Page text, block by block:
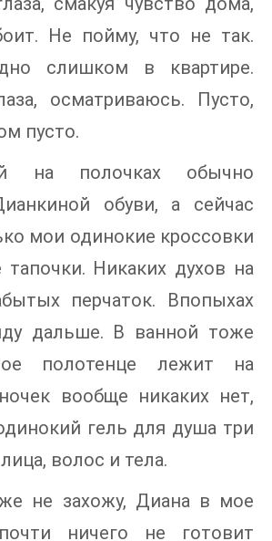
Не пойму, что не так.
слишком в квартире.
осматриваюсь. Пусто,
пусто.
на полочках обычно
обуви, а сейчас
мои одинокие кроссовки
Никаких духов на
перчаток. Впопыхах
дальше. В ванной тоже
полотенце лежит на
вообще никаких нет,
гель для душа три
волос и тела.
не захожу, Диана в мое
ничего не готовит